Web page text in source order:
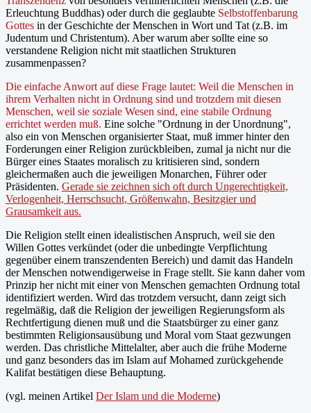
Erleuchtung Buddhas) oder durch die geglaubte Selbstoffenbarung
Gottes in der Geschichte der Menschen in Wort und Tat (z.B. im
Judentum und Christentum). Aber warum aber sollte eine so
verstandene Religion nicht mit staatlichen Strukturen
zusammenpassen?
Die einfache Anwort auf diese Frage lautet: Weil die Menschen in
ihrem Verhalten nicht in Ordnung sind und trotzdem mit diesen
Menschen, weil sie soziale Wesen sind, eine stabile Ordnung
errichtet werden muß. Eine solche "Ordnung in der Unordnung",
also ein von Menschen organisierter Staat, muß immer hinter den
Forderungen einer Religion zurückbleiben, zumal ja nicht nur die
Bürger eines Staates moralisch zu kritisieren sind, sondern
gleichermaßen auch die jeweiligen Monarchen, Führer oder
Präsidenten. Gerade sie zeichnen sich oft durch Ungerechtigkeit,
Verlogenheit, Herrschsucht, Größenwahn, Besitzgier und
Grausamkeit aus.
Die Religion stellt einen idealistischen Anspruch, weil sie den
Willen Gottes verkündet (oder die unbedingte Verpflichtung
gegenüber einem transzendenten Bereich) und damit das Handeln
der Menschen notwendigerweise in Frage stellt. Sie kann daher vom
Prinzip her nicht mit einer von Menschen gemachten Ordnung total
identifiziert werden. Wird das trotzdem versucht, dann zeigt sich
regelmäßig, daß die Religion der jeweiligen Regierungsform als
Rechtfertigung dienen muß und die Staatsbürger zu einer ganz
bestimmten Religionsausübung und Moral vom Staat gezwungen
werden. Das christliche Mittelalter, aber auch die frühe Moderne
und ganz besonders das im Islam auf Mohamed zurückgehende
Kalifat bestätigen diese Behauptung.
(vgl. meinen Artikel Der Islam und die Moderne)